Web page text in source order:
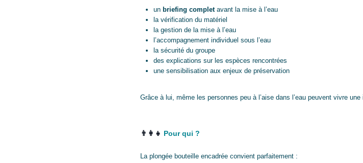
un briefing completavant la mise à l’eau
la vérification du matériel
la gestion de la mise à l’eau
l’accompagnement individuel sous l’eau
la sécurité du groupe
des explications sur les espèces rencontrées
une sensibilisation aux enjeux de préservation
Grâce à lui, même les personnes peu à l’aise dans l’eau peuvent vivre
👨‍👩‍👧 Pour qui ?
La plongée bouteille encadrée convient parfaitement :